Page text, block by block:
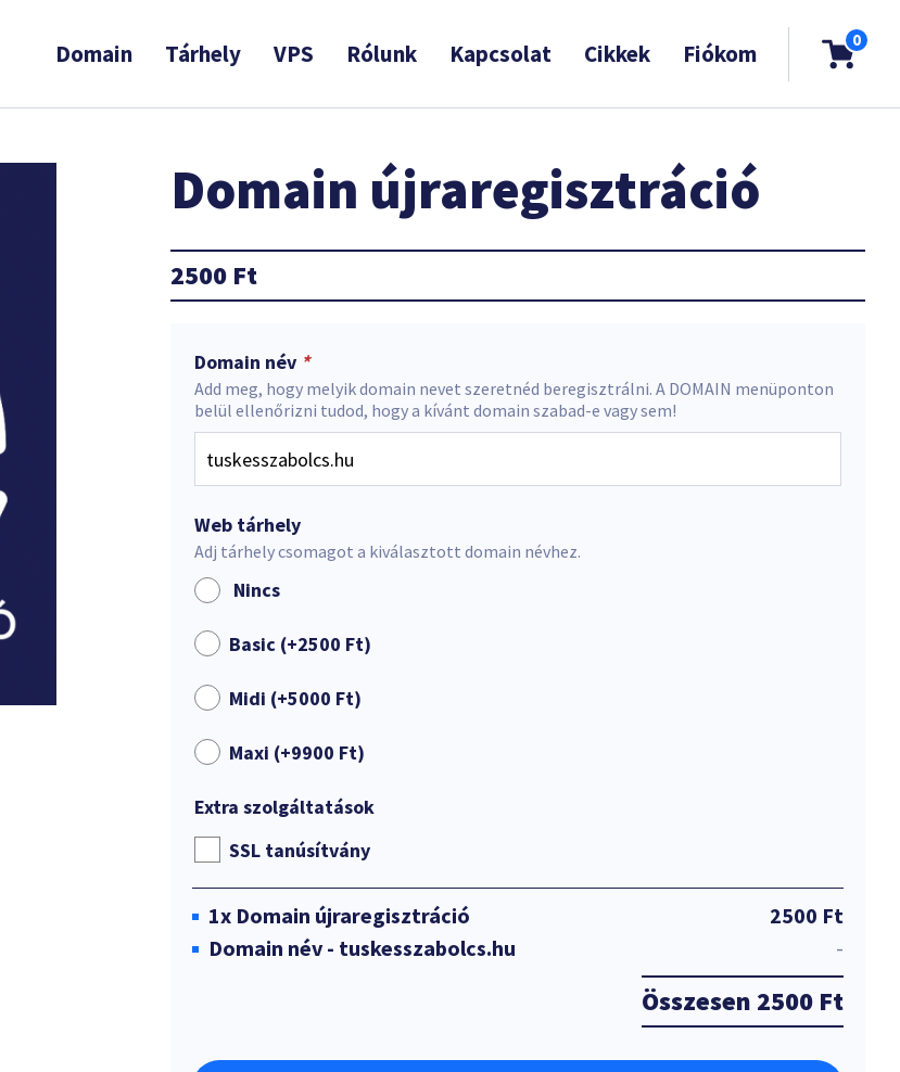
Domain Tárhely VPS Rólunk Kapcsolat Cikkek Fiókom 0
Domain újraregisztráció
2500 Ft
Domain név *
Add meg, hogy melyik domain nevet szeretnéd beregisztrálni. A DOMAIN menüponton
belül ellenőrizni tudod, hogy a kívánt domain szabad-e vagy sem!
Web tárhely
Adj tárhely csomagot a kiválasztott domain névhez.
Nincs
Basic (+2500 Ft)
Midi (+5000 Ft)
Maxi (+9900 Ft)
Extra szolgáltatások
SSL tanúsítvány
1x Domain újraregisztráció
2500 Ft
Domain név - tuskesszabolcs.hu
-
Összesen 2500 Ft